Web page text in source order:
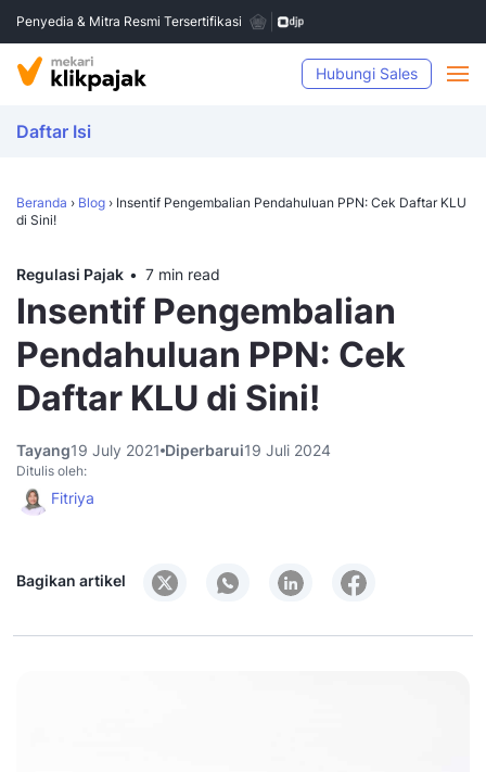
Penyedia & Mitra Resmi Tersertifikasi
Hubungi Sales
Daftar Isi
Beranda › Blog › Insentif Pengembalian Pendahuluan PPN: Cek Daftar KLU
di Sini!
Regulasi Pajak 7 min read
Insentif Pengembalian
Pendahuluan PPN: Cek
Daftar KLU di Sini!
Tayang19 July 2021 Diperbarui19 Juli 2024
Ditulis oleh:
Fitriya
Bagikan artikel